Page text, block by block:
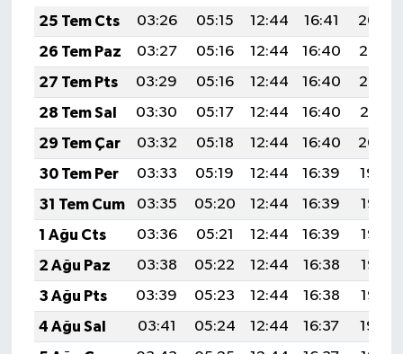
25 Tem Cts
03:26 05:15 12:44 16:41
20:04
26 Tem Paz
03:27 05:16 12:44 16:40
20:03
27 Tem Pts
03:29 05:16 12:44 16:40
20:02
28 Tem Sal
03:30 05:17 12:44 16:40
20:01
29 Tem Çar
03:32 05:18 12:44 16:40
20:00
30 Tem Per
03:33 05:19 12:44 16:39
19:59
31 Tem Cum
03:35 05:20 12:44 16:39
19:58
1 Ağu Cts
03:36 05:21 12:44 16:39
19:57
2 Ağu Paz
03:38 05:22 12:44 16:38
19:56
3 Ağu Pts
03:39 05:23 12:44 16:38
19:55
4 Ağu Sal
03:41 05:24 12:44 16:37
19:54